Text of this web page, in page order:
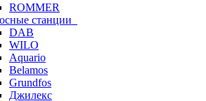
ROMMER
станции
DAB
WILO
Aquario
Belamos
Grundfos
Джилекс